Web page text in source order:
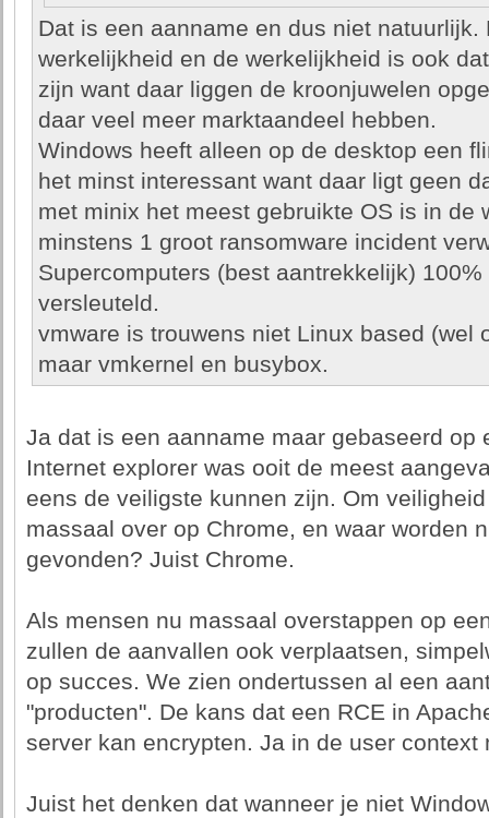
Dat is een aanname en dus niet natuurlijk.
werkelijkheid en de werkelijkheid is ook
zijn want daar liggen de kroonjuwelen
daar veel meer marktaandeel hebben.
Windows heeft alleen op de desktop een
het minst interessant want daar ligt geen
met minix het meest gebruikte OS is in de
minstens 1 groot ransomware incident
Supercomputers (best aantrekkelijk)
versleuteld.
vmware is trouwens niet Linux based (wel
maar vmkernel en busybox.
Ja dat is een aanname maar gebaseerd op
Internet explorer was ooit de meest
eens de veiligste kunnen zijn. Om
massaal over op Chrome, en waar worden
gevonden? Juist Chrome.
Als mensen nu massaal overstappen op
zullen de aanvallen ook verplaatsen,
op succes. We zien ondertussen al een
"producten". De kans dat een RCE in
server kan encrypten. Ja in de user context
Juist het denken dat wanneer je niet